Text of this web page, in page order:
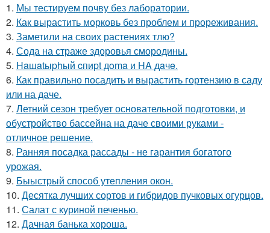
1. Мы тестируем почву без лаборатории.
2. Как вырастить морковь без проблем и прореживания.
3. Заметили на своих растениях тлю?
4. Сода на страже здоровья смородины.
5. Haшatыphый cпиpt дoma и HA дaчe.
6. Как правильно посадить и вырастить гортензию в саду
или на даче.
7. Летний сезон требует основательной подготовки, и
обустройство бассейна на даче своими руками -
отличное решение.
8. Ранняя посадка рассады - не гарантия богатого
урожая.
9. Быыстрый способ утепления окон.
10. Десятка лучших сортов и гибридов пучковых огурцов.
11. Салат с куриной печенью.
12. Дачная банька хороша.